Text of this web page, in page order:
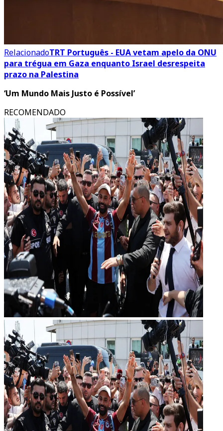
RelacionadoTRT Português - EUA vetam apelo da ONU
para trégua em Gaza enquanto Israel desrespeita
prazo na Palestina
‘Um Mundo Mais Justo é Possível’
RECOMENDADO